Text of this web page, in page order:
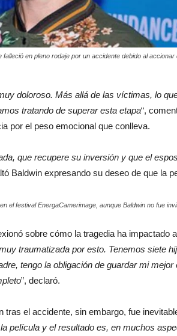
en pleno rodaje por un accidente debido al accionar
doloroso. Más allá de las víctimas, lo
tratando de superar esta etapa“,
por el peso emocional que conlleva.
que recupere su inversión y que el
Baldwin expresando su deseo de que la
el festival EnergaCamerimage, aunque Baldwin no fue
sobre cómo la tragedia ha impactado
traumatizada por esto. Tenemos siete
tengo la obligación de guardar mi
”, declaró.
tras el accidente, sin embargo, fue
película y el resultado es, en muchos